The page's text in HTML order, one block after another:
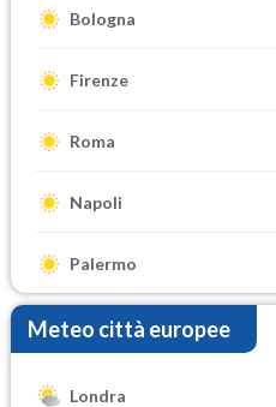
Bologna
Firenze
Roma
Napoli
Palermo
Meteo città europee
Londra